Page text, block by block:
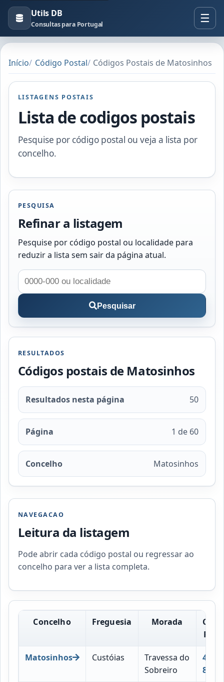
Utils DB
Consultas para Portugal
Início Código Postal Códigos Postais de Matosinhos
LISTAGENS POSTAIS
Lista de codigos postais
Pesquise por código postal ou veja a lista por
concelho.
PESQUISA
Refinar a listagem
Pesquise por código postal ou localidade para
reduzir a lista sem sair da página atual.
Pesquisar
RESULTADOS
Códigos postais de Matosinhos
Resultados nesta página 50
Página 1 de 60
Concelho Matosinhos
NAVEGACAO
Leitura da listagem
Pode abrir cada código postal ou regressar ao
concelho para ver a lista completa.
Concelho Freguesia Morada
Matosinhos Custóias
Travessa do
Sobreiro
4460-
829